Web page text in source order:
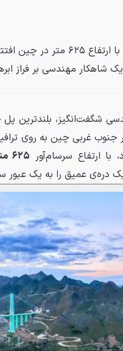
شاهکار مهندسی بر فراز
شگفت‌انگیز، بلندترین
جنوب غربی چین به روی
با ارتفاع سرسام‌آور ۶۲۵ متر
دره‌ی عمیق را به یک عبور